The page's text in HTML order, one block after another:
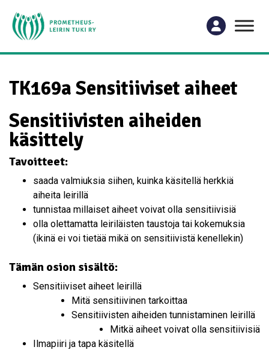
TK169a Sensitiiviset aiheet
Sensitiivisten aiheiden
käsittely
Tavoitteet:
saada valmiuksia siihen, kuinka käsitellä herkkiä
aiheita leirillä
tunnistaa millaiset aiheet voivat olla sensitiivisiä
olla olettamatta leiriläisten taustoja tai kokemuksia
(ikinä ei voi tietää mikä on sensitiivistä kenellekin)
Tämän osion sisältö:
Sensitiiviset aiheet leirillä
Mitä sensitiivinen tarkoittaa
Sensitiivisten aiheiden tunnistaminen leirillä
Mitkä aiheet voivat olla sensitiivisiä
Ilmapiiri ja tapa käsitellä